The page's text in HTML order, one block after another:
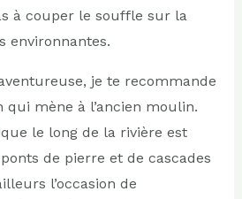
à couper le souffle sur la
environnantes.
je te recommande
mène à l’ancien moulin.
le long de la rivière est
de pierre et de cascades
l’occasion de